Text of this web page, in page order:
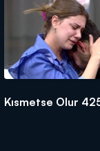
Kısmetse Olur